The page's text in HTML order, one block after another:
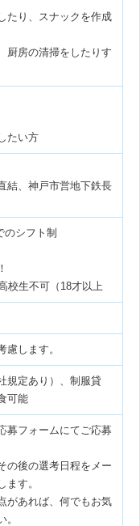
り、スナックを作成
房の清掃をしたりす
たい方
結、神戸市営地下鉄長
のシフト制
校生不可（18才以上
します。
規定あり）、制服貸
可能
募フォームにてご応募
の後の選考日程をメー
ます。
があれば、何でもお気